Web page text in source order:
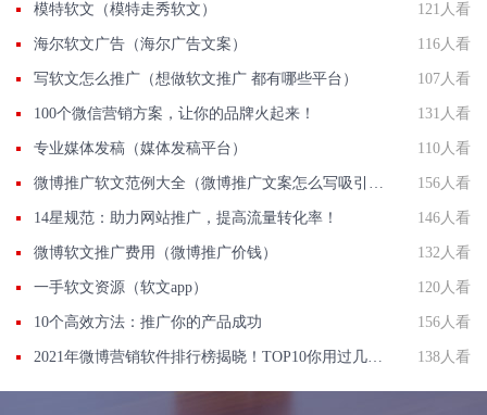
模特软文（模特走秀软文） 121人看
海尔软文广告（海尔广告文案） 116人看
写软文怎么推广（想做软文推广 都有哪些平台） 107人看
100个微信营销方案，让你的品牌火起来！ 131人看
专业媒体发稿（媒体发稿平台） 110人看
微博推广软文范例大全（微博推广文案怎么写吸引人） 156人看
14星规范：助力网站推广，提高流量转化率！ 146人看
微博软文推广费用（微博推广价钱） 132人看
一手软文资源（软文app） 120人看
10个高效方法：推广你的产品成功 156人看
2021年微博营销软件排行榜揭晓！TOP10你用过几款？ 138人看